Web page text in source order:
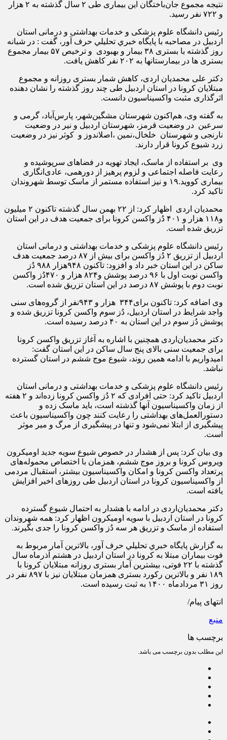
نتیجه مجموع جان‌باختگان این بیماری طی ۲ سال گذشته به ۲ هزار
و ۷۲۲ نفر رسید.
رئیس دانشگاه علوم پزشکی و خدمات بهداشتی و درمانی استان
اردبیل در مصاحبه با پايگاه خبري تحليلي حرف آور، گفت : در شبانه
روز گذشته با بستری ۳۸ بیمار و بهبودی و ترخیص ۵۷ بیمار مجموع
بستری ها در بیمارستانها به ۲۰۲ نفر کاهش یافت.
دکتر علی محمدیان اردی، کاهش شمار بستری روزانه و مجموع
مبتلایان کرونا در استان اردبیل طی چند روز گذشته را نشان دهنده
اثرگذاری مثبت واکسیناسیون دانست.
به گفته وی، هم‌اکنون شهرستان مشگین‌شهر، پارس‌آباد، گرمی و
سرعین در وضعیت قرمز، شهرستان اردبیل و نیر در وضعیت
نارنجی و شهرستان خلخال،نمین ،اصلاندوز و کوثر نیز در وضعیت
زرد شیوع کرونا قرار دارند.
وی بر استفاده از ماسک، ایجاد تهویه در فضاهای سرپوشیده و
رعایت فاصله اجتماعی و لزوم پرهیز از دورهمی، عادی‌انگاری
بیماری کووید.۱۹ و نیز استفاده مستمر از ماسک توسط شهروندان
تاکید کرد.
محمدیان اردی اظهار کرد: از ۲۲ بهمن سال گذشته تاکنون ۲ میلیون
و۱۱۸ هزار و ۴۰۱ دُز واکسن کرونا برای جمعیت هدف در این استان
تزریق شده است.
رئیس دانشگاه علوم پزشکی و خدمات بهداشتی و درمانی استان
اردبیل از تزریق ۲ دُز واکسن برای بیش از ۸۷ درصد جمعیت هدف
ساکن در این استان خبر داد و افزود: تاکنون ۹۴۸هزار ۹۸۸ دُز
واکسن نوبت اول با ۹۶ درصد پوشش و۸۲۴ هزار و ۴۷۰دُز واکسن
نوبت دوم با پوشش ۸۷ درصد در این استان تزریق شده است.
وی اضافه کرد: تاکنون برای۳۴۴ هزار و ۹۴۳نفر از گروه‌های سنی
واجد شرایط در استان اردبیل، دُز سوم واکسن کرونا تزریق شده و
پوشش دُز سوم در این استان به ۴۰ درصد رسیده است.
دکتر محمدیان‌اردی همچنین با اشاره به آغاز تزریق واکسن کرونا
برای جمعیت سنی بالای پنج سال ساکن در این استان گفت:
امیدواریم با ادامه همین روند، شیوع موج ششم در استان گسترده
نباشد.
رئیس دانشگاه علوم پزشکی و خدمات بهداشتی و درمانی استان
اردبیل تاکید کرد: حتی افرادی که ۲ دُز واکسن کرونا زده‌اند و ۲ هفته
از زمان واکسیناسیون آنها گذشته است، باید ماسک زده و
دستورالعمل‌های بهداشتی را رعایت کنند چون واکسیناسیون باعث
پیشگیری از ابتلا نمی‌‍‌شود و تنها در پیشگیری از مرگ و میر موثر
است.
وی بیان کرد: پس از هشدار در خصوص شیوع سویه جدید اومیکرون
ویروس کرونا و بروز موج ششم، همزمان با اختصاص محموله‌های
پرتعداد واکسن کرونا و امکان واکسیناسیون بیشتر، استقبال مردمی
از واکسیناسیون کرونا در استان اردبیل طی روزهای اخیر افزایش
یافته است.
دکتر محمدیان‌اردی در ادامه با هشدار به احتمال شیوع گسترده
کرونا در استان اردبیل با سویه اومیکرون اظهار کرد: همه شهروندان
استفاده از ماسک و تزریق هر سه دُز واکسن کرونا را جدی بگیرند.
به گزارش پايگاه خبري تحليلي حرف آور، بالاترین آمار مربوط به
فوت بیماران مبتلا به کرونا در استان اردبیل در هشتم آذرماه سال
گذشته با ۲۲ فوتی، بیشترین آمار بستری روزانه مبتلایان کرونا با
۱۸۹ نفر و بالاترین رکورد بستری همزمان مبتلایان نیز با ۸۹۷ نفر در
روز ۳۱ مردادماه ۱۴۰۰ به ثبت رسیده است.
انتهای پیام/
منبع
برچسب ها
این مطلب بدون برچسب می باشد.